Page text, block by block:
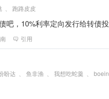
跑路皮皮
吧，10%利率定向发行给转债
引用
盼达 鱼非渔 我想吃蛇羹